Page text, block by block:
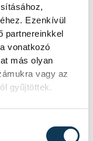
Ezenkívül
partnereinkkel
vonatkozó
más olyan
vagy az
gyűjtöttek.